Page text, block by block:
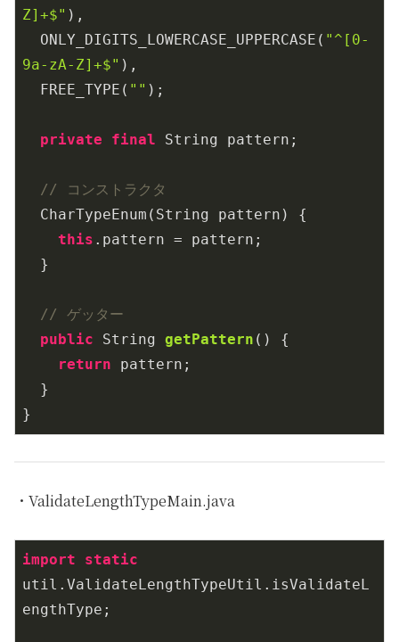
Z]+$" ),
  ONLY_DIGITS_LOWERCASE_UPPERCASE(
"^[0-
9a-zA-Z]+$" ),
  FREE_TYPE(
"" );
private final String pattern;
// コンストラクタ
  CharTypeEnum(String pattern) {
this .pattern = pattern;
  }
// ゲッター
public String getPattern ()
{
return pattern;
  }
・ValidateLengthTypeMain.java
import
static
util.ValidateLengthTypeUtil.isValidateL
engthType;